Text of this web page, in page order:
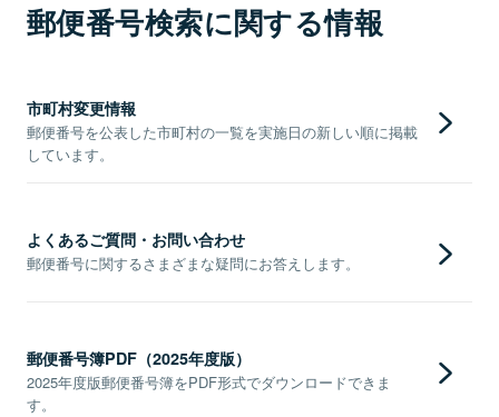
郵便番号検索に関する情報
市町村変更情報
郵便番号を公表した市町村の一覧を実施日の新しい順に掲載
しています。
よくあるご質問・お問い合わせ
郵便番号に関するさまざまな疑問にお答えします。
郵便番号簿PDF（2025年度版）
2025年度版郵便番号簿をPDF形式でダウンロードできま
す。